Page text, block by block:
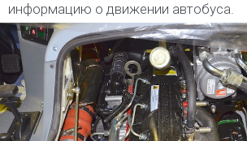
информацию о движении автобуса.